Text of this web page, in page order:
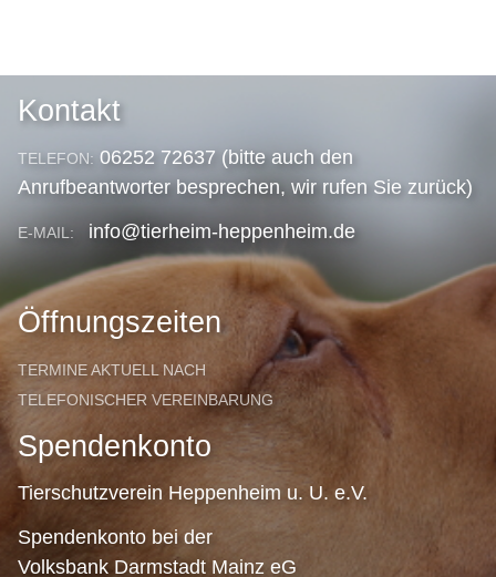
Kontakt
TELEFON: 06252 72637 (bitte auch den
Anrufbeantworter besprechen, wir rufen Sie zurück)
E-MAIL: info@tierheim-heppenheim.de
Öffnungszeiten
TERMINE AKTUELL NACH
TELEFONISCHER VEREINBARUNG
Spendenkonto
Tierschutzverein Heppenheim u. U. e.V.
Spendenkonto bei der
Volksbank Darmstadt Mainz eG